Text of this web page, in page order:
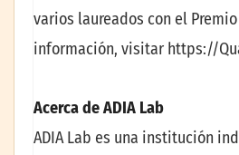
varios laureados con el
información, visitar https://
Acerca de ADIA Lab
ADIA Lab es una institución